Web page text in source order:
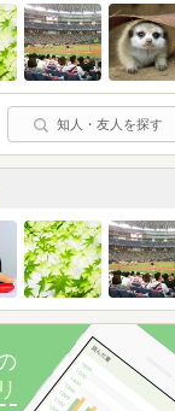
知人・友人を探す